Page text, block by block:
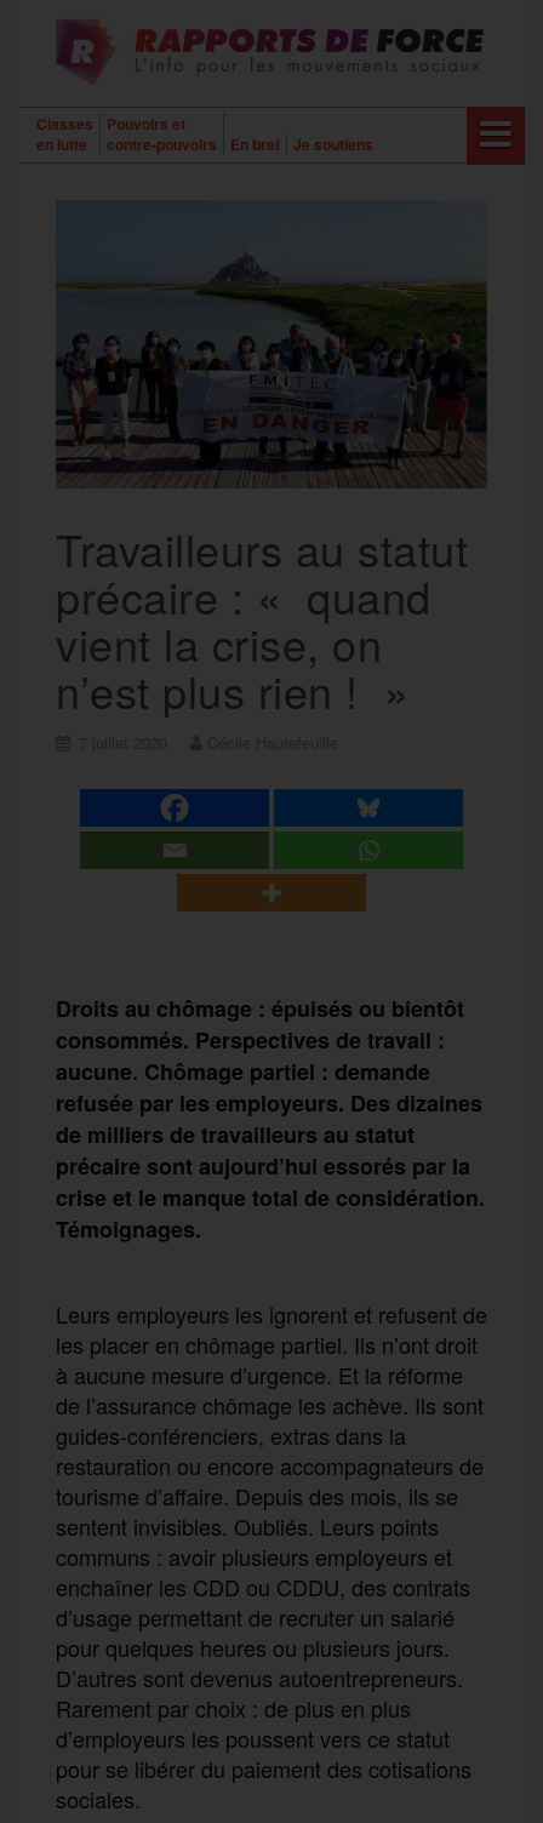
contenu
Classes
en lutte
Pouvoirs et
contre-pouvoirs
En bref Je soutiens
Travailleurs au statut
précaire : « quand
vient la crise, on
n’est plus rien ! »
Droits au chômage : épuisés ou bientôt
consommés. Perspectives de travail :
aucune. Chômage partiel : demande
refusée par les employeurs. Des dizaines
de milliers de travailleurs au statut
précaire sont aujourd’hui essorés par la
crise et le manque total de considération.
Témoignages.
Leurs employeurs les ignorent et refusent de
les placer en chômage partiel. Ils n’ont droit
à aucune mesure d’urgence. Et la réforme
de l’assurance chômage les achève. Ils sont
guides-conférenciers, extras dans la
restauration ou encore accompagnateurs de
tourisme d’affaire. Depuis des mois, ils se
sentent invisibles. Oubliés. Leurs points
communs : avoir plusieurs employeurs et
enchaîner les CDD ou CDDU, des contrats
d’usage permettant de recruter un salarié
pour quelques heures ou plusieurs jours.
D’autres sont devenus autoentrepreneurs.
Rarement par choix : de plus en plus
d’employeurs les poussent vers ce statut
pour se libérer du paiement des cotisations
sociales.